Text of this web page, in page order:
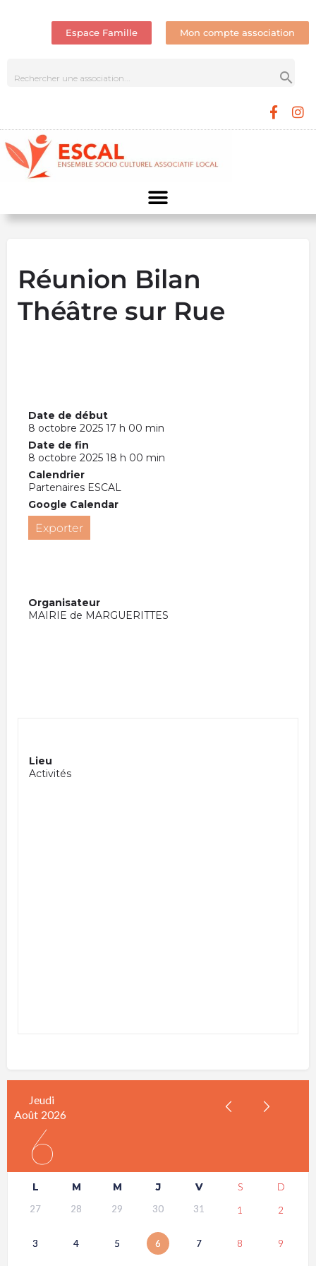
Espace Famille Mon compte association
Réunion Bilan
Théâtre sur Rue
Date de début
8 octobre 2025 17 h 00 min
Date de fin
8 octobre 2025 18 h 00 min
Calendrier
Partenaires ESCAL
Google Calendar
Exporter
Organisateur
MAIRIE de MARGUERITTES
Lieu
Activités
Jeudi
Août 2026
6
L M M J V S D
27 28 29 30 31 1 2
3 4 5 6 7 8 9